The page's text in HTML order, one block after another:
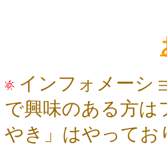
インフォメーシ
で興味のある方は
やき」はやってお